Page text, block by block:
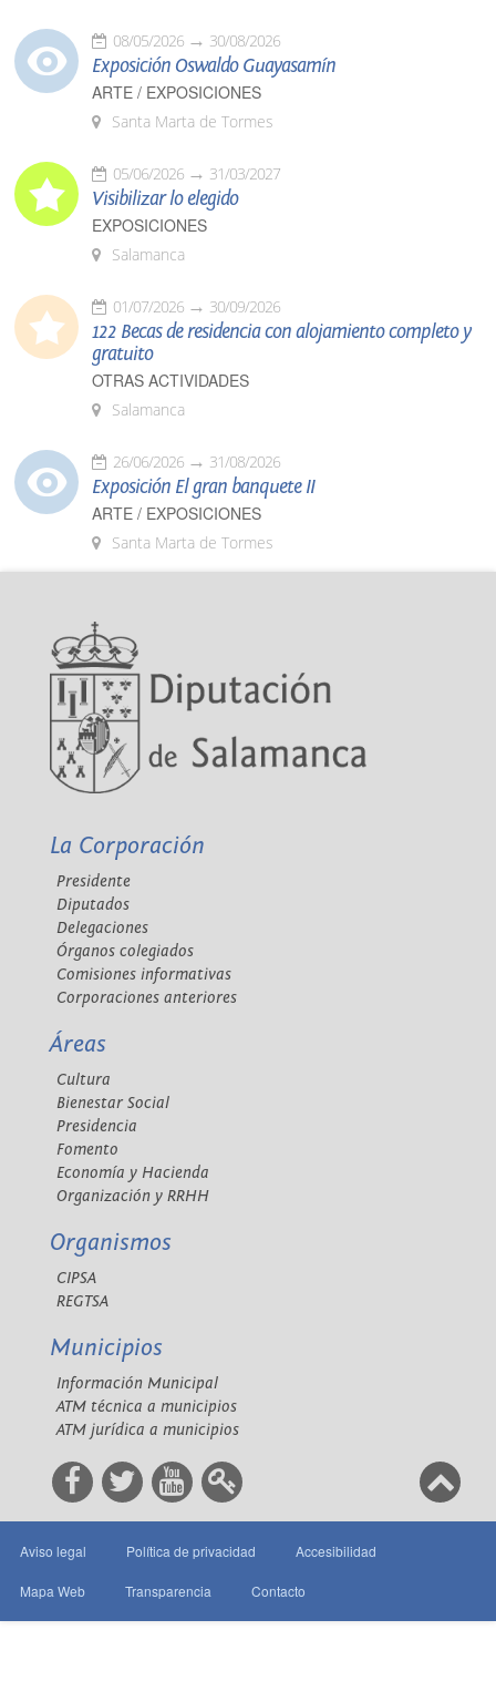
08/05/2026 30/08/2026
Exposición Oswaldo Guayasamín
ARTE / EXPOSICIONES
Santa Marta de Tormes
05/06/2026 31/03/2027
Visibilizar lo elegido
EXPOSICIONES
Salamanca
01/07/2026 30/09/2026
122 Becas de residencia con alojamiento completo y
gratuito
OTRAS ACTIVIDADES
Salamanca
26/06/2026 31/08/2026
Exposición El gran banquete II
ARTE / EXPOSICIONES
Santa Marta de Tormes
La Corporación
Presidente
Diputados
Delegaciones
Órganos colegiados
Comisiones informativas
Corporaciones anteriores
Áreas
Cultura
Bienestar Social
Presidencia
Fomento
Economía y Hacienda
Organización y RRHH
Organismos
CIPSA
REGTSA
Municipios
Información Municipal
ATM técnica a municipios
ATM jurídica a municipios
Aviso legal Política de privacidad Accesibilidad
Mapa Web Transparencia Contacto